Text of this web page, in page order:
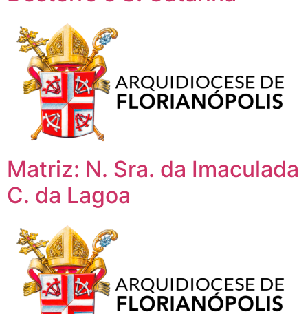
Matriz: N. Sra. da Imaculada
C. da Lagoa